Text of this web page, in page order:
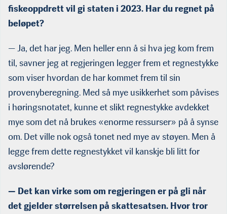
fiskeoppdrett vil gi staten i 2023. Har du regnet på
beløpet?
— Ja, det har jeg. Men heller enn å si hva jeg kom frem
til, savner jeg at regjeringen legger frem et regnestykke
som viser hvordan de har kommet frem til sin
provenyberegning. Med så mye usikkerhet som påvises
i høringsnotatet, kunne et slikt regnestykke avdekket
mye som det nå brukes «enorme ressurser» på å synse
om. Det ville nok også tonet ned mye av støyen. Men å
legge frem dette regnestykket vil kanskje bli litt for
avslørende?
— Det kan virke som om regjeringen er på gli når
det gjelder størrelsen på skattesatsen. Hvor tror